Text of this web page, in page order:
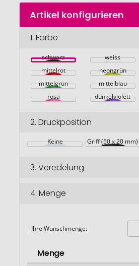
Zum
Anfang
Bildgalerie
Artikel konfigurieren
1. Farbe
schwarz weiss
mittelrot
neongrün
mittelgrün
mittelblau
rosa
dunkelviolett
2. Druckposition
Keine Griff (50 x 20 mm)
3. Veredelung
4. Menge
Ihre Wunschmenge:
Menge